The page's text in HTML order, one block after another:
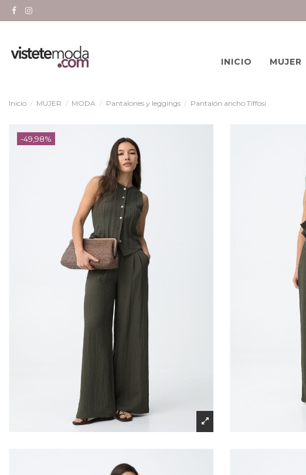
INICIO
MUJER
Inicio MUJER MODA Pantalones y leggings Pantalón ancho Tiffosi
-49,98%